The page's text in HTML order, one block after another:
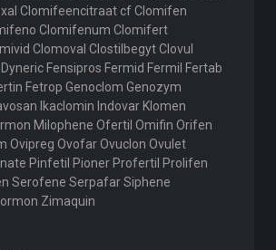
Clomifeencitraat cf Clomifen
Clomifenum Clomifert
Clomoval Clostilbegyt Clovul
Fensipros Fermid Fermil Fertab
Fetrop Genoclom Genozym
Ikaclomin Indovar Klomen
Milophene Ofertil Omifin Orifen
Ovipreg Ovofar Ovuclon Ovulet
Pinfetil Pioner Profertil Prolifen
Serofene Serpafar Siphene
Zimaquin